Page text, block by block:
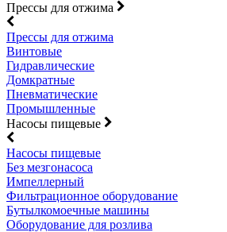
Прессы для отжима
Прессы для отжима
Винтовые
Гидравлические
Домкратные
Пневматические
Промышленные
Насосы пищевые
Насосы пищевые
Без мезгонасоса
Импеллерный
Фильтрационное оборудование
Бутылкомоечные машины
Оборудование для розлива